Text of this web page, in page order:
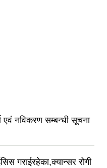
एवं नविकरण सम्बन्धी सूचना
गराईरहेका,क्यान्सर रोगी